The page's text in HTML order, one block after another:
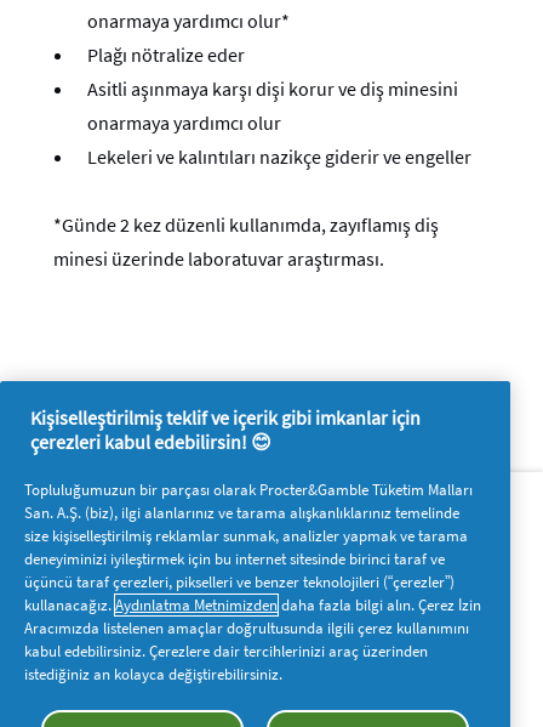
onarmaya yardımcı olur*
Plağı nötralize eder
Asitli aşınmaya karşı dişi korur ve diş minesini
onarmaya yardımcı olur
Lekeleri ve kalıntıları nazikçe giderir ve engeller
*Günde 2 kez düzenli kullanımda, zayıflamış diş
minesi üzerinde laboratuvar araştırması.
Hakkımızda
P&G'ye ulaşın
Pg.com.tr’yi ziyaret edin
Bizi takip edin
Kişiselleştirilmiş teklif ve içerik gibi imkanlar için
çerezleri kabul edebilirsin! 😊
Topluluğumuzun bir parçası olarak Procter&Gamble Tüketim Malları
San. A.Ş. (biz), ilgi alanlarınız ve tarama alışkanlıklarınız temelinde
size kişiselleştirilmiş reklamlar sunmak, analizler yapmak ve tarama
deneyiminizi iyileştirmek için bu internet sitesinde birinci taraf ve
üçüncü taraf çerezleri, pikselleri ve benzer teknolojileri (“çerezler”)
kullanacağız.Aydınlatma Metnimizdendaha fazla bilgi alın. Çerez İzin
Aracımızda listelenen amaçlar doğrultusunda ilgili çerez kullanımını
kabul edebilirsiniz. Çerezlere dair tercihlerinizi araç üzerinden
istediğiniz an kolayca değiştirebilirsiniz.